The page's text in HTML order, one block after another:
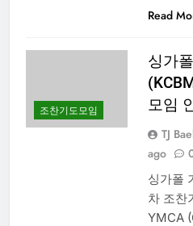
Read
조찬기도모임
싱가
모임
TJ
ago
싱가폴
차 조
YMCA